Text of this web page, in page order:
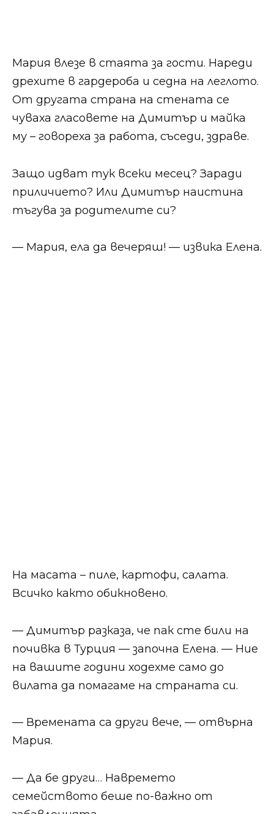
Мария влезе в стаята за гости. Нареди
дрехите в гардероба и седна на леглото.
От другата страна на стената се
чуваха гласовете на Димитър и майка
му – говореха за работа, съседи, здраве.
Защо идват тук всеки месец? Заради
приличието? Или Димитър наистина
тъгува за родителите си?
— Мария, ела да вечеряш! — извика Елена.
На масата – пиле, картофи, салата.
Всичко както обикновено.
— Димитър разказа, че пак сте били на
почивка в Турция — започна Елена. — Ние
на вашите години ходехме само до
вилата да помагаме на страната си.
— Времената са други вече, — отвърна
Мария.
— Да бе други… Навремето
семейството беше по-важно от